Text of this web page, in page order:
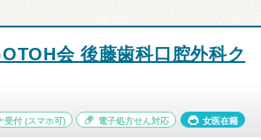
会 後藤歯科口腔外科ク
受付(スマホ可) 電子処方せん対応 女医在籍